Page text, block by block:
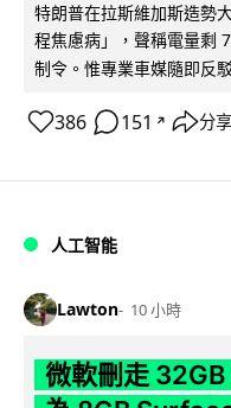
特朗普在拉斯維加斯造勢
程焦慮病」，聲稱電量剩
制令。惟專業車媒隨即反
386 151 ↗ 分享
人工智能
Lawton 10 小時
微軟刪走